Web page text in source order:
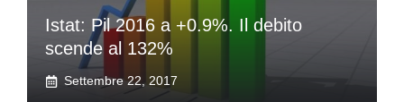
Istat: Pil 2016 a +0.9%. Il debito
scende al 132%
Settembre 22, 2017